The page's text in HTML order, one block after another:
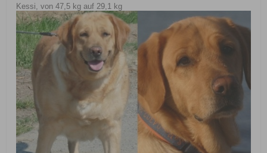
Kessi, von 47,5 kg auf 29,1 kg